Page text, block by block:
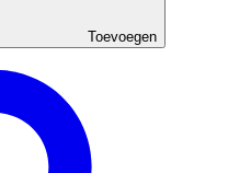
Toevoegen